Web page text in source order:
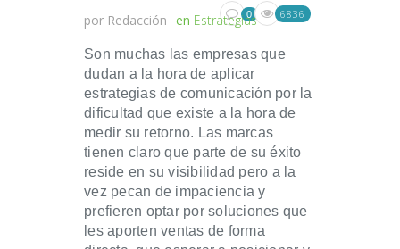
por Redacción en Estrategias
0 6836
Son muchas las empresas que
dudan a la hora de aplicar
estrategias de comunicación por la
dificultad que existe a la hora de
medir su retorno. Las marcas
tienen claro que parte de su éxito
reside en su visibilidad pero a la
vez pecan de impaciencia y
prefieren optar por soluciones que
les aporten ventas de forma